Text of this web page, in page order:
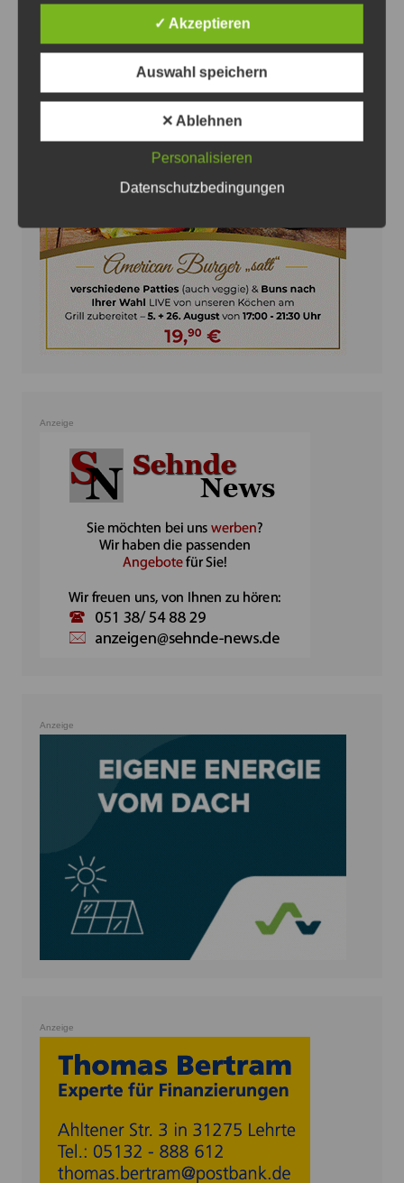
Anzeige
Anzeige
Anzeige
✓ Akzeptieren
Auswahl speichern
✕ Ablehnen
Personalisieren
Datenschutzbedingungen